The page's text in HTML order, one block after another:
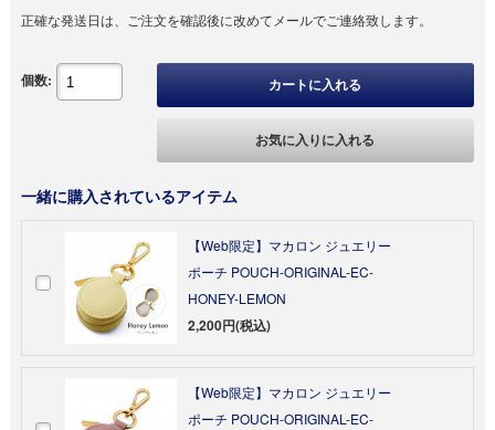
正確な発送日は、ご注文を確認後に改めてメールでご連絡致します。
個数: カートに入れる
お気に入りに入れる
一緒に購入されているアイテム
【Web限定】マカロン ジュエリー
ポーチ POUCH-ORIGINAL-EC-
HONEY-LEMON
2,200円(税込)
【Web限定】マカロン ジュエリー
ポーチ POUCH-ORIGINAL-EC-